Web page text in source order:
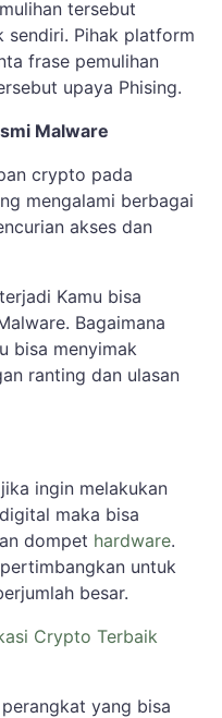
tersebut
sendiri. Pihak platform
frase pemulihan
upaya Phising.
Malware
crypto pada
mengalami berbagai
akses dan
Kamu bisa
Bagaimana
bisa menyimak
ranting dan ulasan
ingin melakukan
maka bisa
dompet hardware.
untuk
besar.
Crypto Terbaik
yang bisa